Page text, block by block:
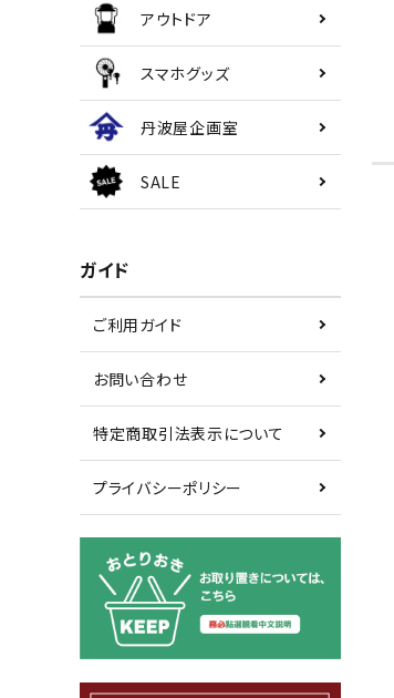
アウトドア
スマホグッズ
丹波屋企画室
SALE
ガイド
ご利用ガイド
お問い合わせ
特定商取引法表示について
プライバシーポリシー